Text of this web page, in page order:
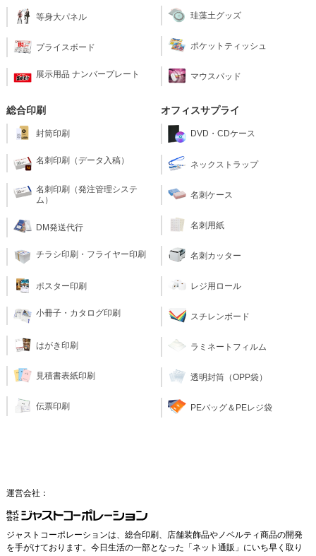
等身大パネル
プライスボード
展示用品 ナンバープレート
珪藻土グッズ
ポケットティッシュ
マウスパッド
総合印刷
封筒印刷
名刺印刷（データ入稿）
名刺印刷（発注管理システ
ム）
DM発送代行
チラシ印刷・フライヤー印刷
ポスター印刷
小冊子・カタログ印刷
はがき印刷
見積書表紙印刷
伝票印刷
オフィスサプライ
DVD・CDケース
ネックストラップ
名刺ケース
名刺用紙
名刺カッター
レジ用ロール
スチレンボード
ラミネートフィルム
透明封筒（OPP袋）
PEバッグ＆PEレジ袋
運営会社：
ジャストコーポレーションは、総合印刷、店舗装飾品やノベルティ商品の開発
を手がけております。今日生活の一部となった「ネット通販」にいち早く取り